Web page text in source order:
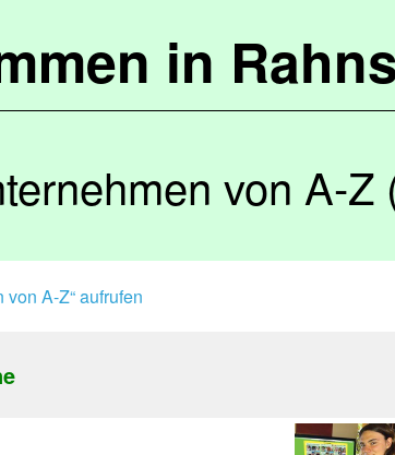
in
von A-Z
A-Z“ aufrufen